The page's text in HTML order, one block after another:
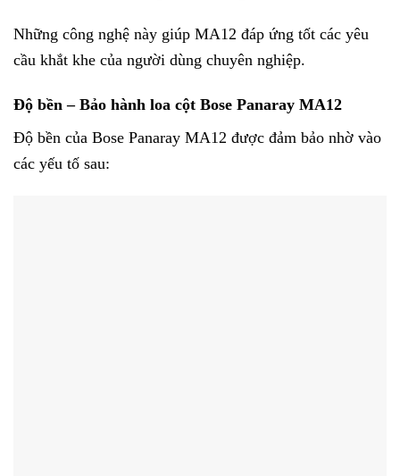
Những công nghệ này giúp MA12 đáp ứng tốt các yêu
cầu khắt khe của người dùng chuyên nghiệp.
Độ bền – Bảo hành loa cột Bose Panaray MA12
Độ bền của Bose Panaray MA12 được đảm bảo nhờ vào
các yếu tố sau: